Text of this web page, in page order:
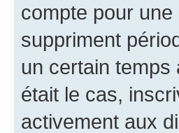
compte pour
suppriment
un certain temps
était le cas,
activement aux